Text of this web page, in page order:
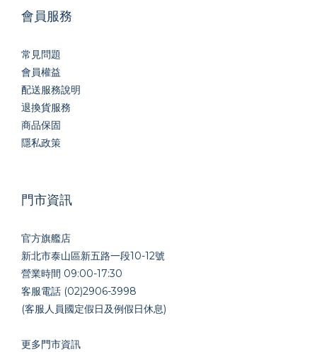
會員服務
常見問題
會員權益
配送服務說明
退換貨服務
商品保固
隱私政策
門市資訊
官方旗艦店
新北市泰山區新五路一段10-12號
營業時間 09:00-17:30
客服電話 (02)2906-3998
(客服人員國定假日及例假日休息)
更多門市資訊